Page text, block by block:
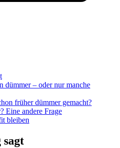
dümmer – oder nur manche
früher dümmer gemacht?
Eine andere Frage
bleiben
sagt